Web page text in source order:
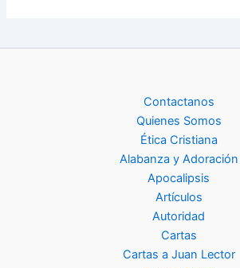
Contactanos
Quienes Somos
Ética Cristiana
Alabanza y Adoración
Apocalipsis
Artículos
Autoridad
Cartas
Cartas a Juan Lector